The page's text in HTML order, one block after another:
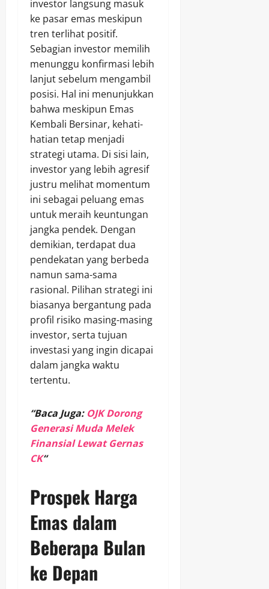
investor langsung masuk
ke pasar emas meskipun
tren terlihat positif.
Sebagian investor memilih
menunggu konfirmasi lebih
lanjut sebelum mengambil
posisi. Hal ini menunjukkan
bahwa meskipun Emas
Kembali Bersinar, kehati-
hatian tetap menjadi
strategi utama. Di sisi lain,
investor yang lebih agresif
justru melihat momentum
ini sebagai peluang emas
untuk meraih keuntungan
jangka pendek. Dengan
demikian, terdapat dua
pendekatan yang berbeda
namun sama-sama
rasional. Pilihan strategi ini
biasanya bergantung pada
profil risiko masing-masing
investor, serta tujuan
investasi yang ingin dicapai
dalam jangka waktu
tertentu.
“Baca Juga: OJK Dorong
Generasi Muda Melek
Finansial Lewat Gernas
CK“
Prospek Harga
Emas dalam
Beberapa Bulan
ke Depan